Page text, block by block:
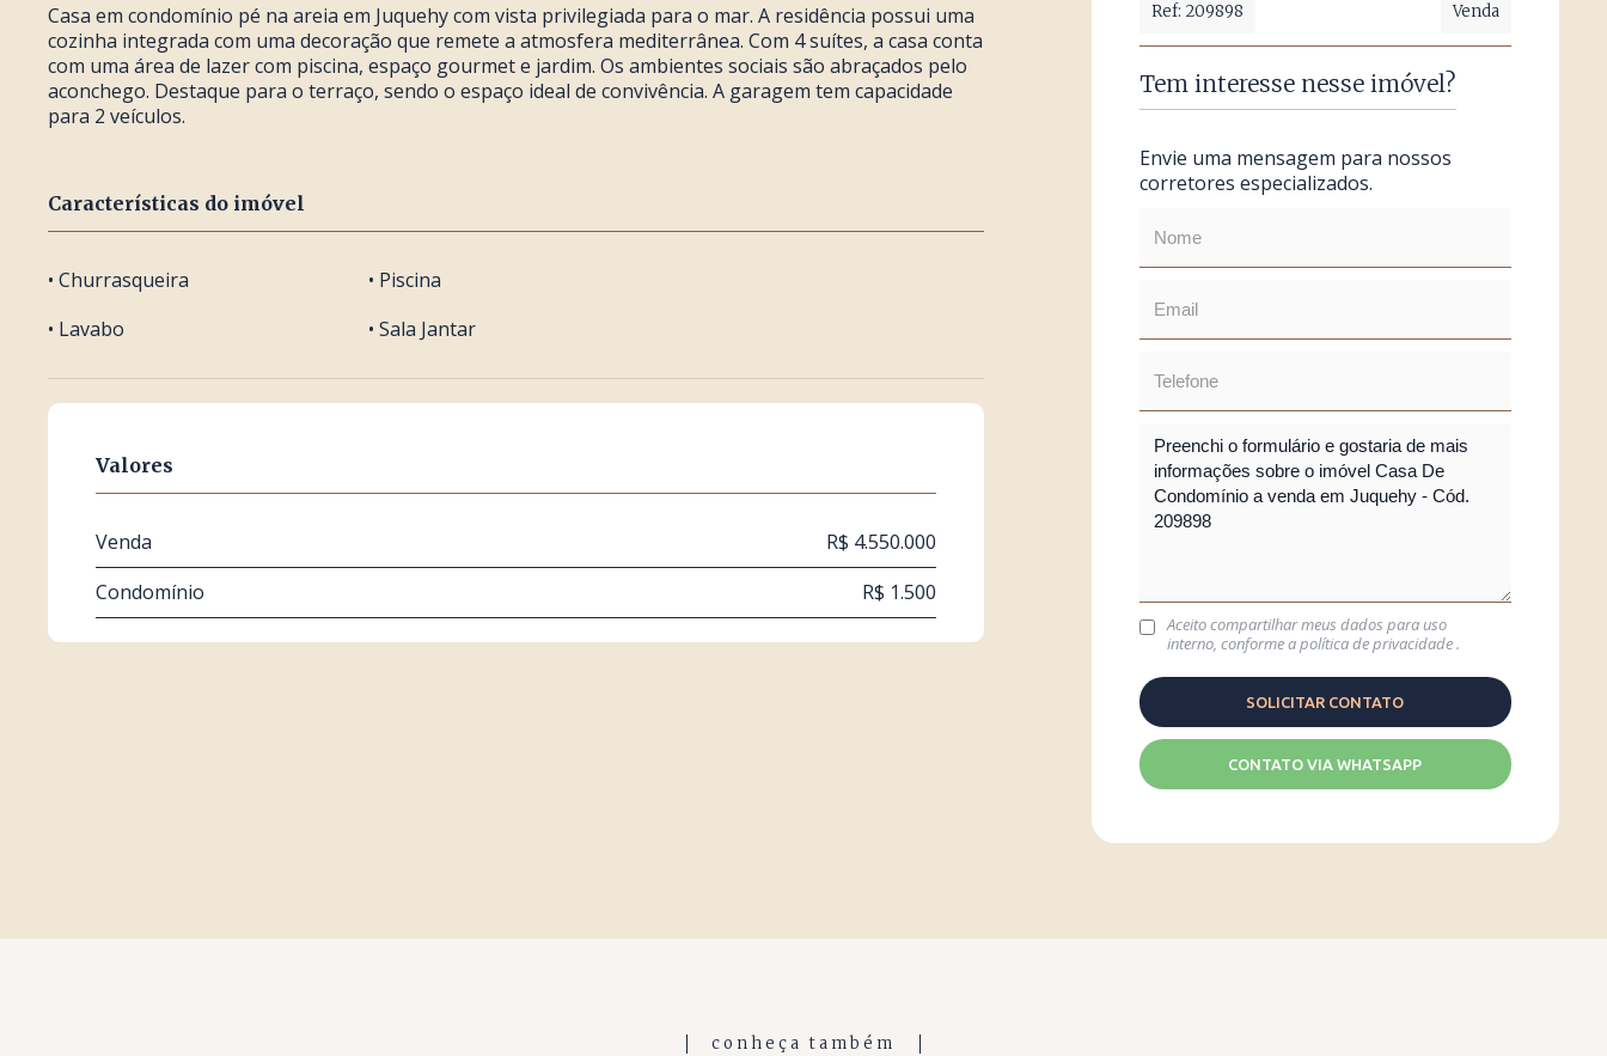
Casa em condomínio pé na areia em Juquehy com vista privilegiada para o mar. A residência possui uma
cozinha integrada com uma decoração que remete a atmosfera mediterrânea. Com 4 suítes, a casa conta
com uma área de lazer com piscina, espaço gourmet e jardim. Os ambientes sociais são abraçados pelo
aconchego. Destaque para o terraço, sendo o espaço ideal de convivência. A garagem tem capacidade
para 2 veículos.
Características do imóvel
• Churrasqueira
• Lavabo
• Piscina
• Sala Jantar
Valores
Venda
R$ 4.550.000
Condomínio
R$ 1.500
Ref: 209898 Venda
Tem interesse nesse imóvel?
Envie uma mensagem para nossos
corretores especializados.
Aceito compartilhar meus dados para uso
interno, conforme apolítica de privacidade.
CONTATO VIA WHATSAPP
conheça também